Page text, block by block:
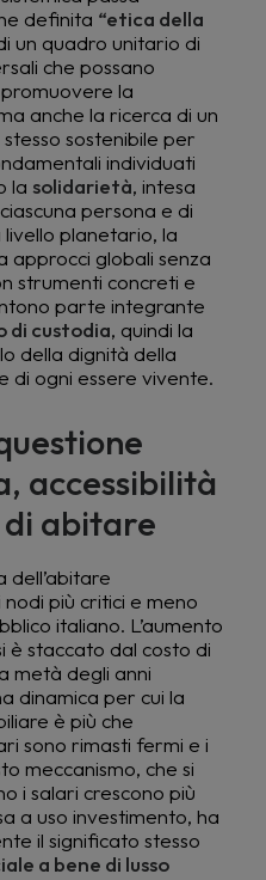
definita “etica della
un quadro unitario di
che possano
la
anche la ricerca di un
sostenibile per
individuati
la solidarietà, intesa
persona e di
planetario, la
approcci globali senza
strumenti concreti e
parte integrante
di custodia, quindi la
della dignità della
di ogni essere vivente.
accessibilità
abitare
dell’abitare
più critici e meno
italiano. L’aumento
è staccato dal costo di
metà degli anni
dinamica per cui la
è più che
sono rimasti fermi e i
meccanismo, che si
i salari crescono più
a uso investimento, ha
il significato stesso
a bene di lusso